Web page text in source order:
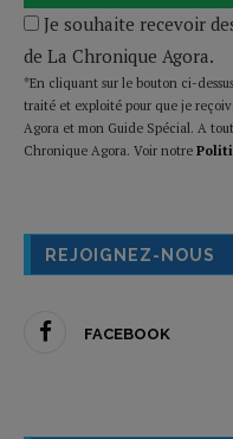
Je souhaite recevoir
de La Chronique Agora.
*En cliquant sur le bouton ci-
traité et exploité pour que je
Agora et mon Guide Spécial. A
Chronique Agora. Voir notre
REJOIGNEZ-NOUS
FACEBOOK